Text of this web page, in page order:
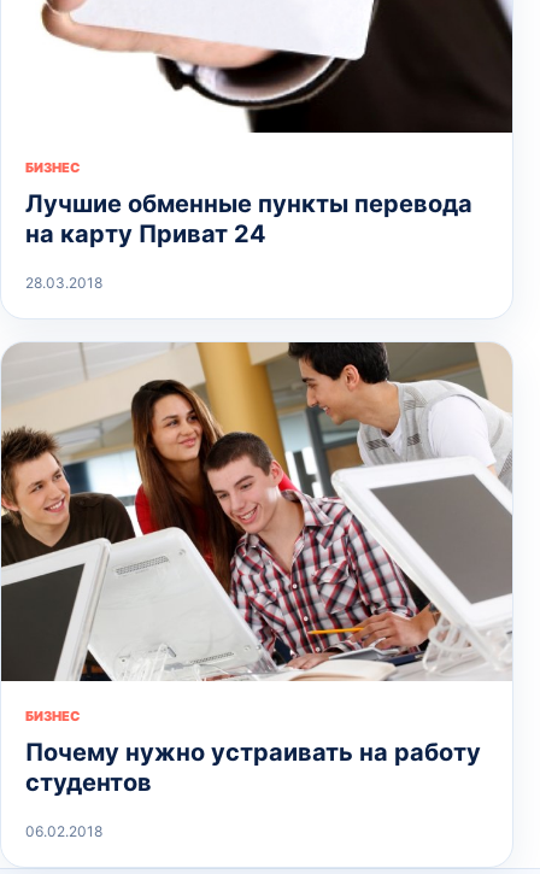
БИЗНЕС
Лучшие обменные пункты перевода
на карту Приват 24
28.03.2018
БИЗНЕС
Почему нужно устраивать на работу
студентов
06.02.2018